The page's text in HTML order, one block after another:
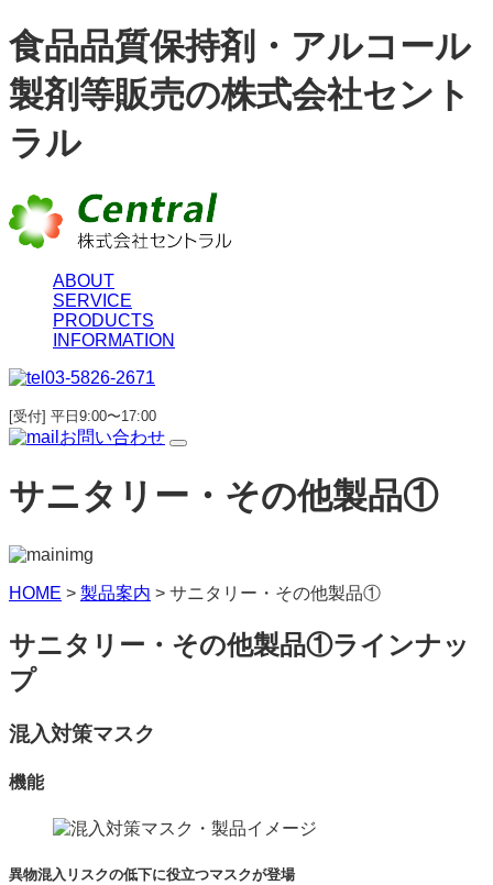
食品品質保持剤・アルコール
製剤等販売の株式会社セント
ラル
ABOUT
SERVICE
PRODUCTS
INFORMATION
03-5826-2671
[受付] 平日9:00〜17:00
お問い合わせ
サニタリー・その他製品①
HOME > 製品案内 > サニタリー・その他製品①
サニタリー・その他製品①ラインナッ
プ
混入対策マスク
機能
異物混入リスクの低下に役立つマスクが登場